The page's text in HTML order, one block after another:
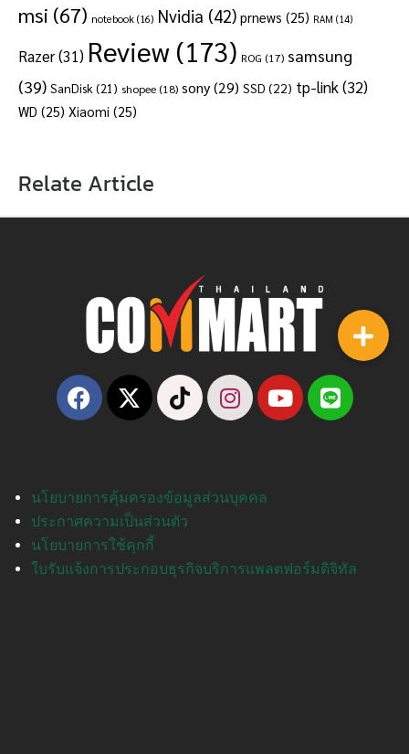
msi (67) notebook (16) Nvidia (42) prnews (25) RAM (14)
Razer(31) Review (173) ROG (17) samsung
(39) SanDisk(21) shopee (18) sony(29) SSD (22) tp-link(32)
WD (25) Xiaomi (25)
Relate Article
นโยบายการคุ้มครองข้อมูลส่วนบุคคล
ประกาศความเป็นส่วนตัว
นโยบายการใช้คุกกี้
ใบรับแจ้งการประกอบธุรกิจบริการแพลตฟอร์มดิจิทัล